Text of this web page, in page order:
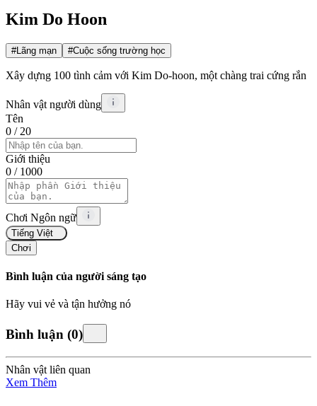
Kim Do Hoon
#Lãng mạn #Cuộc sống trường học
Xây dựng 100 tình cảm với Kim Do-hoon, một chàng trai cứng rắn
Nhân vật người dùng
Tên
0 / 20
Giới thiệu
0 / 1000
Chơi Ngôn ngữ
Tiếng Việt
Chơi
Bình luận của người sáng tạo
Hãy vui vẻ và tận hưởng nó
Bình luận (0)
Nhân vật liên quan
Xem Thêm